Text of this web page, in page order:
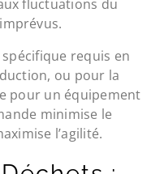
fluctuations du
requis en
ou pour la
pour un équipement
minimise le
l’agilité.